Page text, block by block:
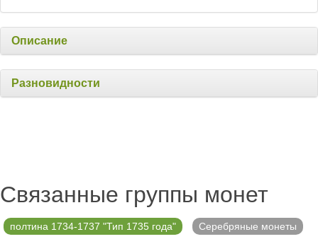
Описание
Разновидности
Связанные группы монет
полтина 1734-1737 "Тип 1735 года" Серебряные монеты